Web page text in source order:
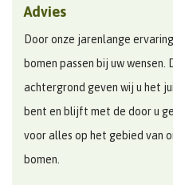
Advies
Door onze jarenlange
bomen passen bij uw wensen.
achtergrond geven wij u het
bent en blijft met de door u
voor alles op het gebied van
bomen.